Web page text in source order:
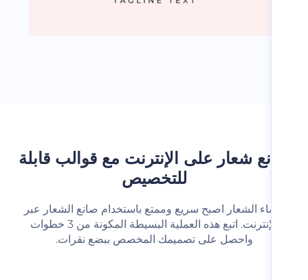
شعار على الإنترنت مع قوالب قابلة
للتخصيص
الشعار اصبح سريع وممتع باستخدام صانع الشعار عبر
الإنترنت. اتبع هذه العملية البسيطة المكونة من 3 خطوات
واحصل على تصميمك المخصص ببضع نقرات.‬